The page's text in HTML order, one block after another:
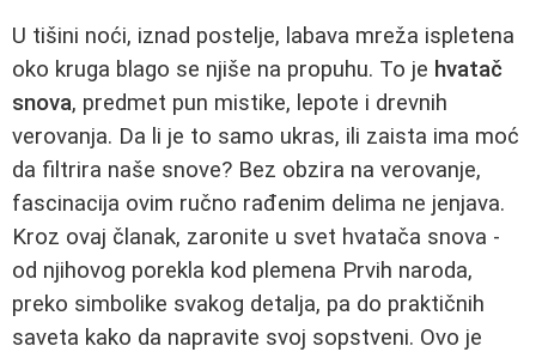
U tišini noći, iznad postelje, labava mreža ispletena
oko kruga blago se njiše na propuhu. To je hvatač
snova, predmet pun mistike, lepote i drevnih
verovanja. Da li je to samo ukras, ili zaista ima moć
da filtrira naše snove? Bez obzira na verovanje,
fascinacija ovim ručno rađenim delima ne jenjava.
Kroz ovaj članak, zaronite u svet hvatača snova -
od njihovog porekla kod plemena Prvih naroda,
preko simbolike svakog detalja, pa do praktičnih
saveta kako da napravite svoj sopstveni. Ovo je